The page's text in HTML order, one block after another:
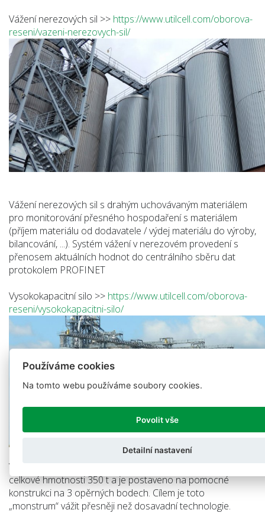
Vážení nerezových sil >> https://www.utilcell.com/oborova-
reseni/vazeni-nerezovych-sil/
Vážení nerezových sil s drahým uchovávaným materiálem
pro monitorování přesného hospodaření s materiálem
(příjem materiálu od dodavatele / výdej materiálu do výroby,
bilancování, ...). Systém vážení v nerezovém provedení s
přenosem aktuálních hodnot do centrálního sběru dat
protokolem PROFINET
Vysokokapacitní silo >> https://www.utilcell.com/oborova-
reseni/vysokokapacitni-silo/
Vysokokapacitní silo, které ve svém plném stavu dosahuje
celkové hmotnosti 350 t a je postaveno na pomocné
konstrukci na 3 opěrných bodech. Cílem je toto
„monstrum“ vážit přesněji než dosavadní technologie.
Používáme cookies
Na tomto webu používáme soubory cookies.
Povolit vše
Detailní nastavení